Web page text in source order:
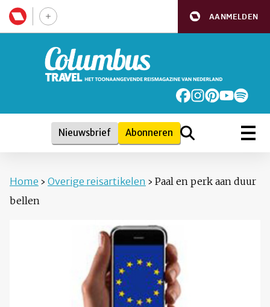
AANMELDEN
Nieuwsbrief Abonneren
Home › Overige reisartikelen › Paal en perk aan duur
bellen